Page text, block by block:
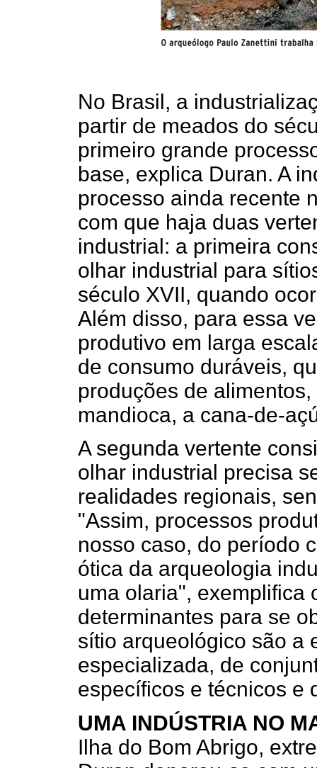
No Brasil, a
partir de meados do
primeiro grande
base, explica Duran. A
processo ainda recente
com que haja duas
industrial: a primeira
olhar industrial para
século XVII, quando
Além disso, para essa
produtivo em larga
de consumo duráveis,
produções de
mandioca, a cana-de-
A segunda vertente
olhar industrial precisa
realidades regionais,
"Assim, processos
nosso caso, do período
ótica da arqueologia
uma olaria", exemplifica
determinantes para se
sítio arqueológico são a
especializada, de
específicos e técnicos e
UMA INDÚSTRIA NO
Ilha do Bom Abrigo,